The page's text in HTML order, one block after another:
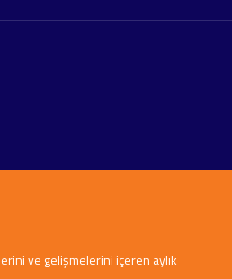
ve gelişmelerini içeren aylık